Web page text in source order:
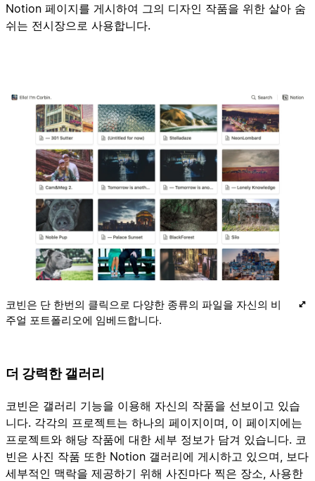
Notion 페이지를 게시하여 그의 디자인 작품을 위한 살아 숨
쉬는 전시장으로 사용합니다.
코빈은 단 한번의 클릭으로 다양한 종류의 파일을 자신의 비
주얼 포트폴리오에 임베드합니다.
더 강력한 갤러리
코빈은 갤러리 기능을 이용해 자신의 작품을 선보이고 있습
니다. 각각의 프로젝트는 하나의 페이지이며, 이 페이지에는
프로젝트와 해당 작품에 대한 세부 정보가 담겨 있습니다. 코
빈은 사진 작품 또한 Notion 갤러리에 게시하고 있으며, 보다
세부적인 맥락을 제공하기 위해 사진마다 찍은 장소, 사용한